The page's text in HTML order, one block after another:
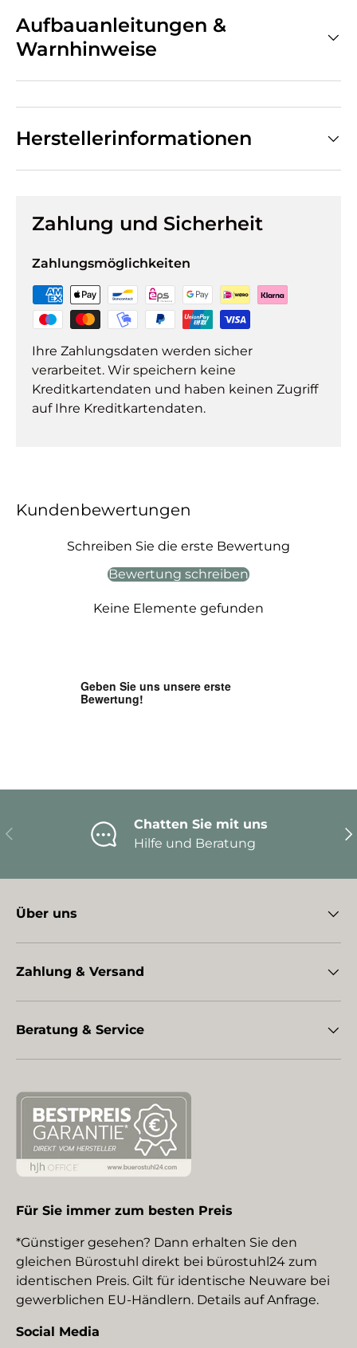
Aufbauanleitungen &
Warnhinweise
Herstellerinformationen
Zahlung und Sicherheit
Zahlungsmöglichkeiten
Ihre Zahlungsdaten werden sicher
verarbeitet. Wir speichern keine
Kreditkartendaten und haben keinen Zugriff
auf Ihre Kreditkartendaten.
Kundenbewertungen
Schreiben Sie die erste Bewertung
Bewertung schreiben
Keine Elemente gefunden
Vorherige
Chatten Sie mit uns
Hilfe und Beratung
Über uns
Zahlung & Versand
Beratung & Service
Für Sie immer zum besten Preis
*Günstiger gesehen? Dann erhalten Sie den
gleichen Bürostuhl direkt bei bürostuhl24 zum
identischen Preis. Gilt für identische Neuware bei
gewerblichen EU-Händlern. Details auf Anfrage.
Social Media